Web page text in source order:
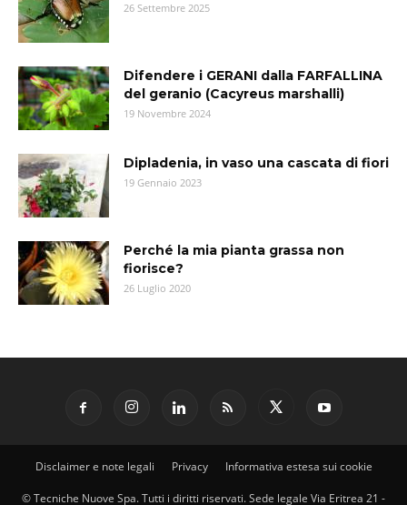
26 Settembre 2025
Difendere i GERANI dalla FARFALLINA
del geranio (Cacyreus marshalli)
19 Novembre 2024
Dipladenia, in vaso una cascata di fiori
19 Gennaio 2023
Perché la mia pianta grassa non
fiorisce?
26 Luglio 2020
Disclaimer e note legali Privacy Informativa estesa sui cookie
© Tecniche Nuove Spa. Tutti i diritti riservati. Sede legale Via Eritrea 21 -